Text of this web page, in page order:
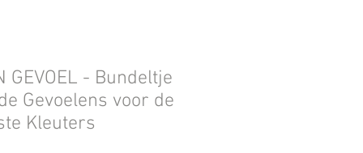
GEVOEL - Bundeltje
Gevoelens voor de
Kleuters